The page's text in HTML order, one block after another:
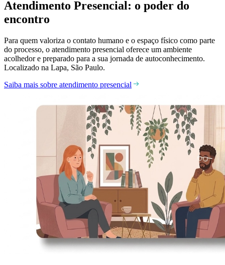
Atendimento Presencial: o poder do
encontro
Para quem valoriza o contato humano e o espaço físico como parte
do processo, o atendimento presencial oferece um ambiente
acolhedor e preparado para a sua jornada de autoconhecimento.
Localizado na Lapa, São Paulo.
Saiba mais sobre atendimento presencial